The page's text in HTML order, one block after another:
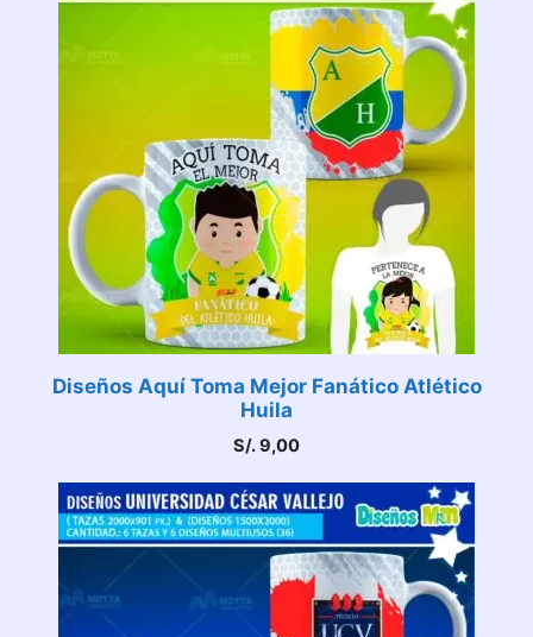
Diseños Aquí Toma Mejor Fanático Atlético
Huila
S/.9,00